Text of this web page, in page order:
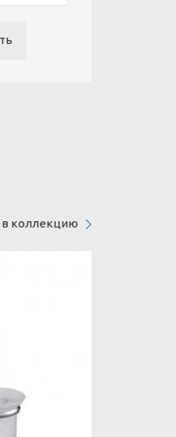
в коллекцию